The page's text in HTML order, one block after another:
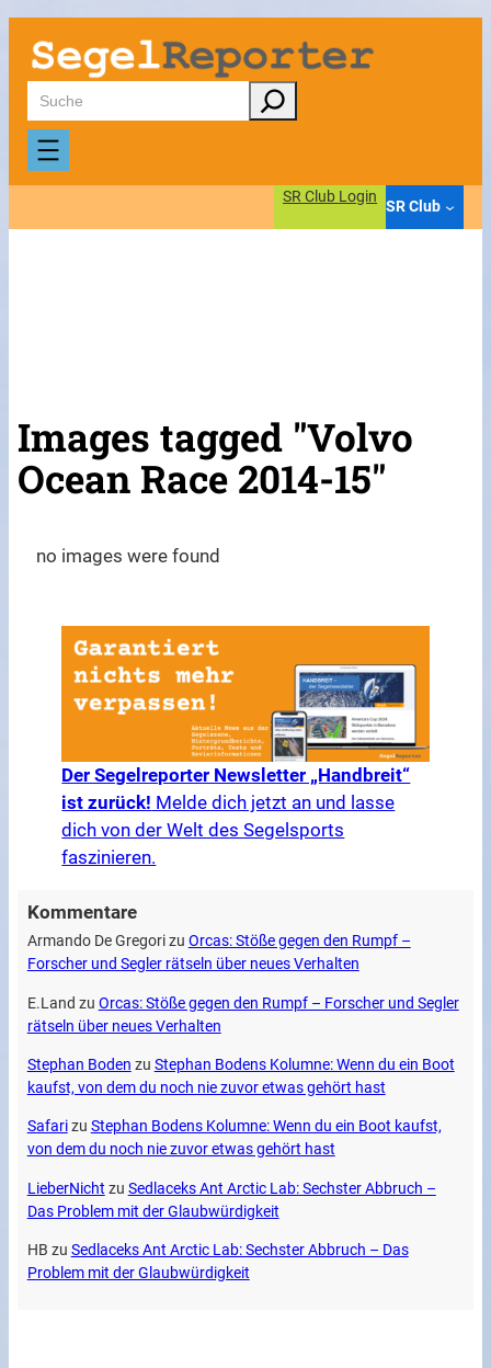
Suchen
SR Club Login
SR Club
Images tagged "Volvo
Ocean Race 2014-15"
no images were found
Der Segelreporter Newsletter „Handbreit“
ist zurück! Melde dich jetzt an und lasse
dich von der Welt des Segelsports
faszinieren.
Kommentare
Armando De Gregorizu Orcas: Stöße gegen den Rumpf –
Forscher und Segler rätseln über neues Verhalten
E.Land zu Orcas: Stöße gegen den Rumpf – Forscher und Segler
rätseln über neues Verhalten
Stephan Boden zu Stephan Bodens Kolumne: Wenn du ein Boot
kaufst, von dem du noch nie zuvor etwas gehört hast
Safarizu Stephan Bodens Kolumne: Wenn du ein Boot kaufst,
von dem du noch nie zuvor etwas gehört hast
LieberNicht zu Sedlaceks Ant Arctic Lab: Sechster Abbruch –
Das Problem mit der Glaubwürdigkeit
HB zu Sedlaceks Ant Arctic Lab: Sechster Abbruch – Das
Problem mit der Glaubwürdigkeit